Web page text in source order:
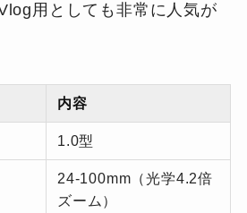
用としても非常に人気が
内容
1.0型
24-100mm（光学4.2倍
ズーム）